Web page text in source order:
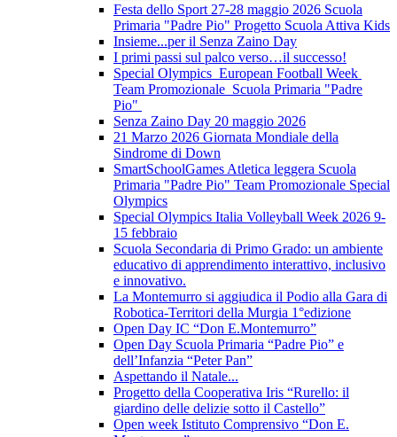
Festa dello Sport 27-28 maggio 2026 Scuola
Primaria "Padre Pio" Progetto Scuola Attiva Kids
Insieme...per il Senza Zaino Day
I primi passi sul palco verso…il successo!
Special Olympics European Football Week
Team Promozionale Scuola Primaria "Padre
Pio"
Senza Zaino Day 20 maggio 2026
21 Marzo 2026 Giornata Mondiale della
Sindrome di Down
SmartSchoolGames Atletica leggera Scuola
Primaria "Padre Pio" Team Promozionale Special
Olympics
Special Olympics Italia Volleyball Week 2026 9-
15 febbraio
Scuola Secondaria di Primo Grado: un ambiente
educativo di apprendimento interattivo, inclusivo
e innovativo.
La Montemurro si aggiudica il Podio alla Gara di
Robotica-Territori della Murgia 1°edizione
Open Day IC “Don E.Montemurro”
Open Day Scuola Primaria “Padre Pio” e
dell’Infanzia “Peter Pan”
Aspettando il Natale...
Progetto della Cooperativa Iris “Rurello: il
giardino delle delizie sotto il Castello”
Open week Istituto Comprensivo “Don E.